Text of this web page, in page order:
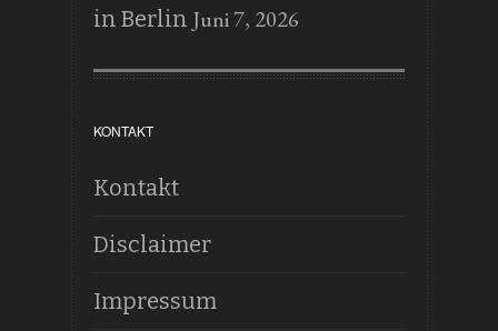
in Berlin Juni 7, 2026
KONTAKT
Kontakt
Disclaimer
Impressum